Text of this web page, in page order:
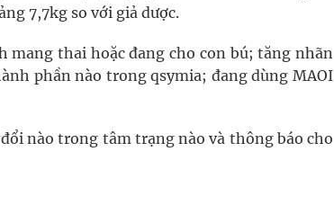
7,7kg so với giả dược.
mang thai hoặc đang cho con bú; tăng nhãn
phần nào trong qsymia; đang dùng MAOI
nào trong tâm trạng nào và thông báo cho